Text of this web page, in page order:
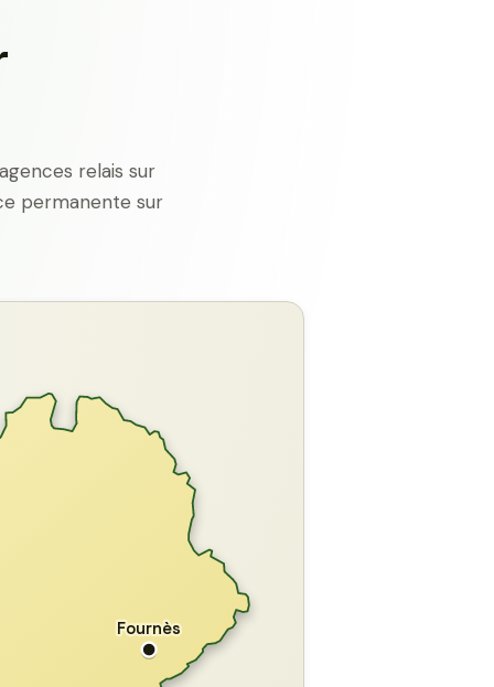
relais sur
permanente sur
Fournès